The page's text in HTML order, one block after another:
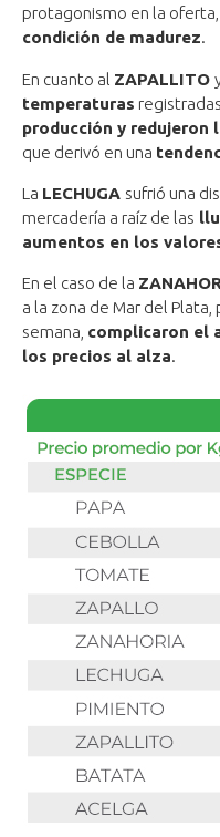
protagonismo en la oferta,
condición de madurez.
En cuanto al ZAPALLITO
temperaturas
producción y redujeron
que derivó en una
La LECHUGA sufrió una
mercadería a raíz de las
aumentos en los
En el caso de la
a la zona de Mar del
semana, complicaron el
los precios al alza.